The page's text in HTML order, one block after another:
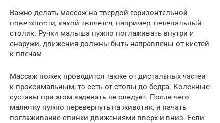
Важно делать массаж на твердой горизонтальной
поверхности, какой является, например, пеленальный
столик. Ручки малыша нужно поглаживать внутри и
снаружи, движения должны быть направлены от кистей
к плечам
Массаж ножек проводится также от дистальных частей
к проксимальным, то есть от стопы до бедра. Коленные
суставы при этом задевать не следует. После чего
малютку нужно перевернуть на животик, и начать
поглаживание спинки движениями вверх и вниз. Если